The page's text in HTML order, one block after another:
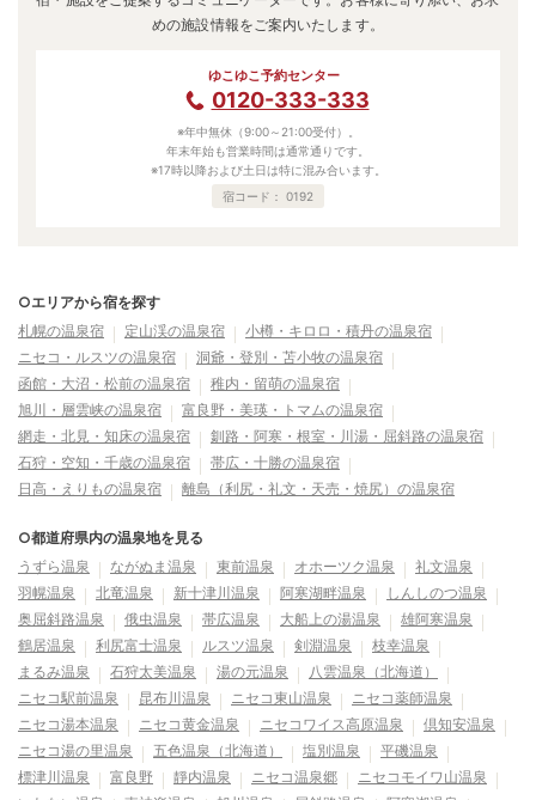
めの施設情報をご案内いたします。
ゆこゆこ予約センター
0120-333-333
※年中無休（9:00～21:00受付）。
年末年始も営業時間は通常通りです。
※17時以降および土日は特に混み合います。
宿コード： 0192
○エリアから宿を探す
札幌の温泉宿
定山渓の温泉宿
小樽・キロロ・積丹の温泉宿
ニセコ・ルスツの温泉宿
洞爺・登別・苫小牧の温泉宿
函館・大沼・松前の温泉宿
稚内・留萌の温泉宿
旭川・層雲峡の温泉宿
富良野・美瑛・トマムの温泉宿
網走・北見・知床の温泉宿
釧路・阿寒・根室・川湯・屈斜路の温泉宿
石狩・空知・千歳の温泉宿
帯広・十勝の温泉宿
日高・えりもの温泉宿
離島（利尻・礼文・天売・焼尻）の温泉宿
○都道府県内の温泉地を見る
うずら温泉
ながぬま温泉 東前温泉 オホーツク温泉
礼文温泉
羽幌温泉
北竜温泉 新十津川温泉 阿寒湖畔温泉
しんしのつ温泉
奥屈斜路温泉
俄虫温泉 帯広温泉 大船上の湯温泉
雄阿寒温泉
鶴居温泉
利尻富士温泉 ルスツ温泉 剣淵温泉
枝幸温泉
まるみ温泉
石狩太美温泉 湯の元温泉
八雲温泉（北海道）
ニセコ駅前温泉
昆布川温泉 ニセコ東山温泉
ニセコ薬師温泉
ニセコ湯本温泉
ニセコ黄金温泉 ニセコワイス高原温泉
倶知安温泉
ニセコ湯の里温泉
五色温泉（北海道） 塩別温泉
平磯温泉
標津川温泉
富良野 靜内温泉 ニセコ温泉郷
ニセコモイワ山温泉